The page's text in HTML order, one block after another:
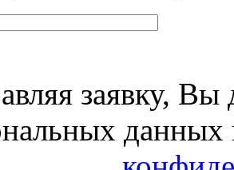
заявку, Вы
данных